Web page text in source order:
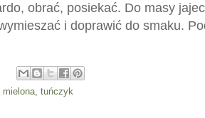
obrać, posiekać. Do masy
i doprawić do smaku.
mielona, tuńczyk